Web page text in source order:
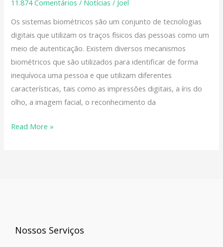
11.874 Comentários / Notícias / Joel
Os sistemas biométricos são um conjunto de tecnologias
digitais que utilizam os traços físicos das pessoas como um
meio de autenticação. Existem diversos mecanismos
biométricos que são utilizados para identificar de forma
inequívoca uma pessoa e que utilizam diferentes
características, tais como as impressões digitais, a íris do
olho, a imagem facial, o reconhecimento da
Read More »
Nossos Serviços